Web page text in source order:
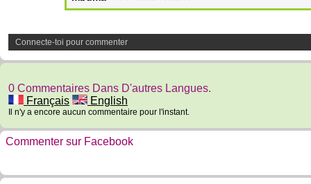
Connecte-toi pour commenter
0 Commentaires Dans D'autres Langues.
Français
English
Il n'y a encore aucun commentaire pour l'instant.
Commenter sur Facebook